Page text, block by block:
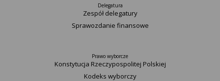
Delegatura
Zespół delegatury
Sprawozdanie finansowe
Prawo wyborcze
Konstytucja Rzeczypospolitej Polskiej​
Kodeks wyborczy